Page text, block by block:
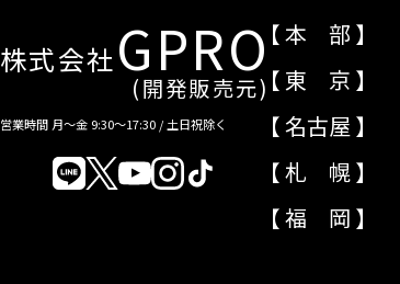
株式会社 GPRO
(開発販売元)
営業時間 月～金 9:30～17:30 / 土日祝除く
【 本 部 】
【 東 京 】
【 名古屋 】
【 札 幌 】
【 福 岡 】